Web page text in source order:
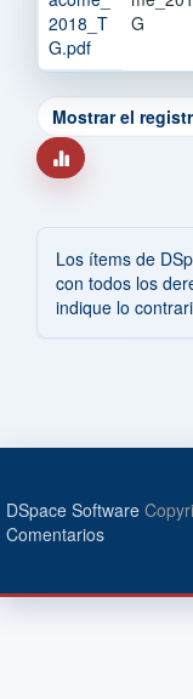
2018_T
G.pdf
G
Mostrar el
Los ítems de
con todos los
indique lo
DSpace Software
Comentarios